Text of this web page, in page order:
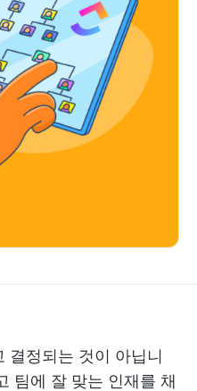
결정되는 것이 아닙니
팀에 잘 맞는 인재를 채